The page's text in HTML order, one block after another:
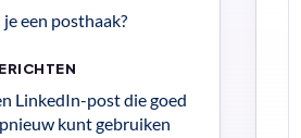
een posthaak?
LinkedIn-post die goed
kunt gebruiken